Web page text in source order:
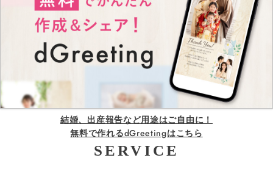
結婚、出産報告など用途はご自由に！
無料で作れるdGreetingはこちら
SERVICE